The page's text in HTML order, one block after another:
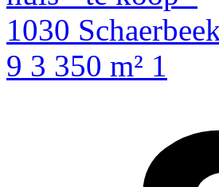
9 3 350 m² 1